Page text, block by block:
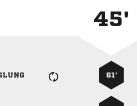
45'
61’